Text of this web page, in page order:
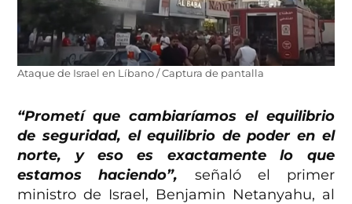
Ataque de Israel en Líbano / Captura de pantalla
“Prometí que cambiaríamos el equilibrio
de seguridad, el equilibrio de poder en el
norte, y eso es exactamente lo que
estamos haciendo”, señaló el primer
ministro de Israel, Benjamin Netanyahu, al